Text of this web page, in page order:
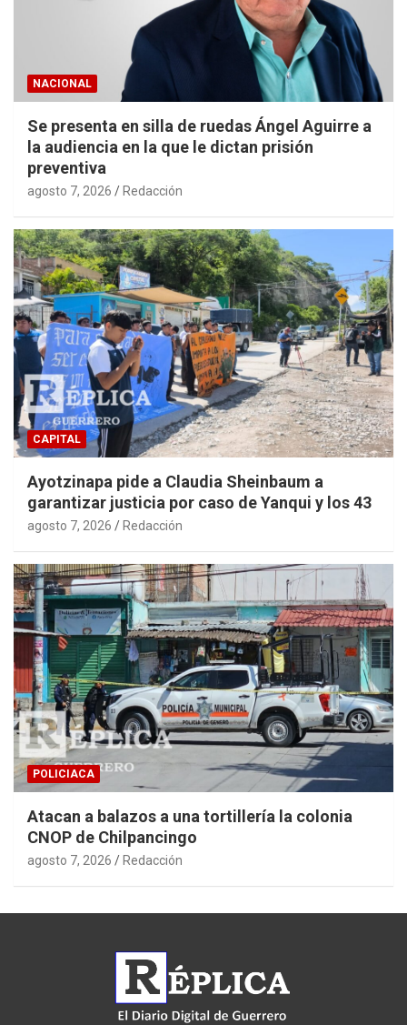
NACIONAL
Se presenta en silla de ruedas Ángel Aguirre a
la audiencia en la que le dictan prisión
preventiva
agosto 7, 2026 Redacción
CAPITAL
Ayotzinapa pide a Claudia Sheinbaum a
garantizar justicia por caso de Yanqui y los 43
agosto 7, 2026 Redacción
POLICIACA
Atacan a balazos a una tortillería la colonia
CNOP de Chilpancingo
agosto 7, 2026 Redacción